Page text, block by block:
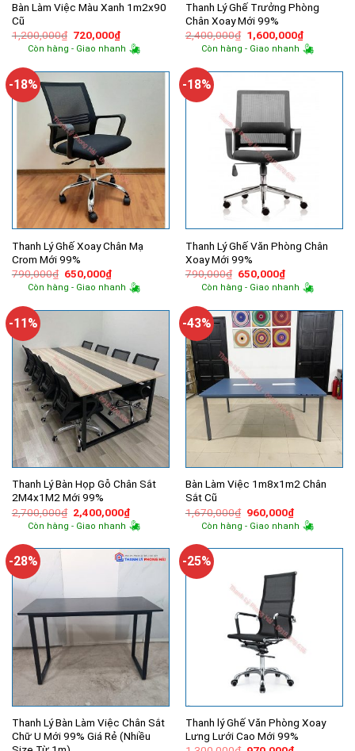
Bàn Làm Việc Màu Xanh 1m2x90
Cũ
1,200,000₫ Giá
gốc
là:
720,000₫Giá
hiện
tại
720,000₫.
Còn hàng - Giao nhanh
Thanh Lý Ghế Trưởng Phòng
Chân Xoay Mới 99%
2,400,000₫ Giá
gốc
là:
1,600,000₫Giá
hiện
tại
Còn hàng - Giao nhanh
-18%
Thanh Lý Ghế Xoay Chân Mạ
Crom Mới 99%
790,000₫ Giá
gốc
là:
650,000₫Giá
hiện
tại
650,000₫.
Còn hàng - Giao nhanh
-18%
Thanh Lý Ghế Văn Phòng Chân
Xoay Mới 99%
790,000₫ Giá
gốc
là:
650,000₫Giá
hiện
tại
650,000₫.
Còn hàng - Giao nhanh
-11%
Thanh Lý Bàn Họp Gỗ Chân Sắt
2M4x1M2 Mới 99%
2,700,000₫ Giá
gốc
là:
2,400,000₫Giá
hiện
tại
2,400,000₫.
Còn hàng - Giao nhanh
-43%
Bàn Làm Việc 1m8x1m2 Chân
Sắt Cũ
1,670,000₫ Giá
gốc
là:
960,000₫Giá
hiện
tại
960,000₫.
Còn hàng - Giao nhanh
-28%
Thanh Lý Bàn Làm Việc Chân Sắt
Chữ U Mới 99% Giá Rẻ (Nhiều
-25%
Thanh lý Ghế Văn Phòng Xoay
Lưng Lưới Cao Mới 99%